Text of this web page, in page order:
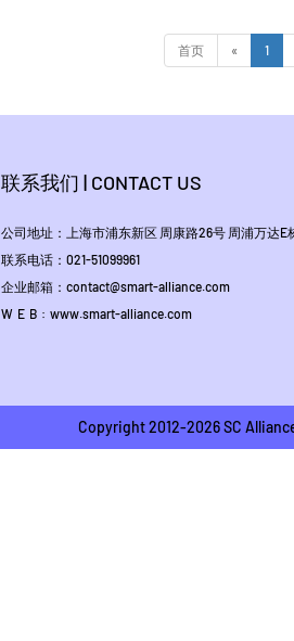
首页 « 1
联系我们 | CONTACT US
公司地址：上海市浦东新区 周康路26号 周浦万达E
联系电话：021-51099961
企业邮箱：contact@smart-alliance.com
W E B : www.smart-alliance.com
Copyright 2012-2026 SC